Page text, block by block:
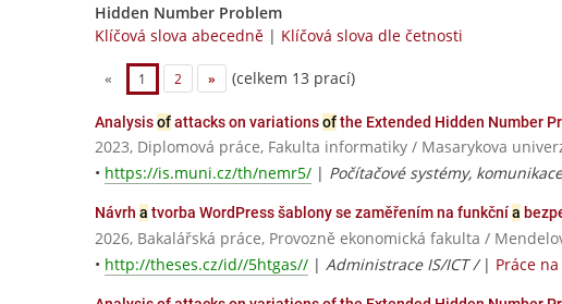
Hidden Number Problem
Klíčová slova abecedně | Klíčová slova dle četnosti
« 1 2 » (celkem 13 prací)
Analysisofattacks on variationsofthe Extended Hidden Number
2023, Diplomová práce, Fakulta informatiky / Masarykova
• https://is.muni.cz/th/nemr5/ | Počítačové systémy,
Návrh a tvorba WordPress šablony se zaměřením na funkčnía
2026, Bakalářská práce, Provozně ekonomická fakulta /
• http://theses.cz/id//5htgas// | Administrace IS/ICT / | Práce